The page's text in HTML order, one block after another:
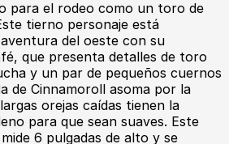
para el rodeo como un toro de
tierno personaje está
del oeste con su
que presenta detalles de toro
y un par de pequeños cuernos
de Cinnamoroll asoma por la
orejas caídas tienen la
para que sean suaves. Este
6 pulgadas de alto y se